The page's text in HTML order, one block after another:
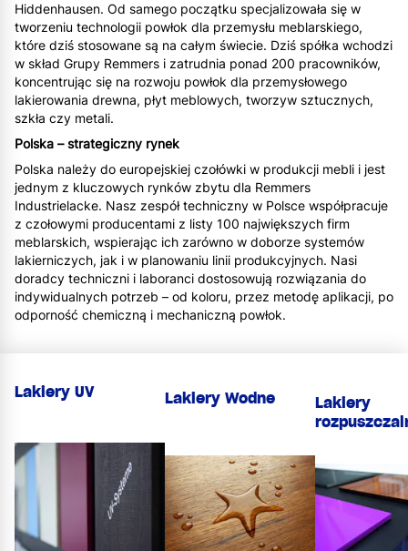
Hiddenhausen. Od samego początku specjalizowała się w
tworzeniu technologii powłok dla przemysłu meblarskiego,
które dziś stosowane są na całym świecie. Dziś spółka wchodzi
w skład Grupy Remmers i zatrudnia ponad 200 pracowników,
koncentrując się na rozwoju powłok dla przemysłowego
lakierowania drewna, płyt meblowych, tworzyw sztucznych,
szkła czy metali.
Polska – strategiczny rynek
Polska należy do europejskiej czołówki w produkcji mebli i jest
jednym z kluczowych rynków zbytu dla Remmers
Industrielacke. Nasz zespół techniczny w Polsce współpracuje
z czołowymi producentami z listy 100 największych firm
meblarskich, wspierając ich zarówno w doborze systemów
lakierniczych, jak i w planowaniu linii produkcyjnych. Nasi
doradcy techniczni i laboranci dostosowują rozwiązania do
indywidualnych potrzeb – od koloru, przez metodę aplikacji, po
odporność chemiczną i mechaniczną powłok.
Lakiery UV Lakiery Wodne
Lakiery